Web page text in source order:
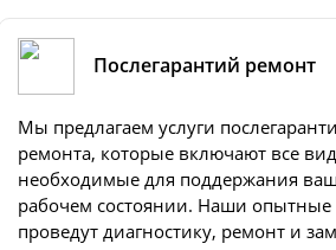
Послегарантий ремонт
Мы предлагаем услуги
ремонта, которые включают все
необходимые для поддержания
рабочем состоянии. Наши опытные
проведут диагностику, ремонт и